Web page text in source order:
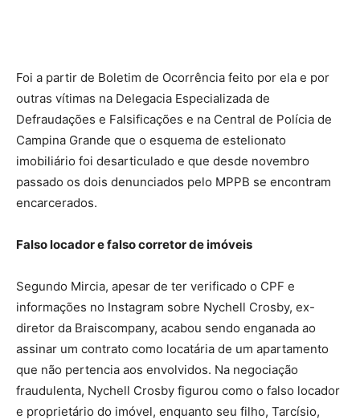
Foi a partir de Boletim de Ocorrência feito por ela e por
outras vítimas na Delegacia Especializada de
Defraudações e Falsificações e na Central de Polícia de
Campina Grande que o esquema de estelionato
imobiliário foi desarticulado e que desde novembro
passado os dois denunciados pelo MPPB se encontram
encarcerados.
Falso locador e falso corretor de imóveis
Segundo Mircia, apesar de ter verificado o CPF e
informações no Instagram sobre Nychell Crosby, ex-
diretor da Braiscompany, acabou sendo enganada ao
assinar um contrato como locatária de um apartamento
que não pertencia aos envolvidos. Na negociação
fraudulenta, Nychell Crosby figurou como o falso locador
e proprietário do imóvel, enquanto seu filho, Tarcísio,